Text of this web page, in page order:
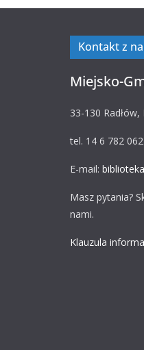
Kontakt z
Miejsko-
33-130 Radłów,
tel. 14 6 782 062
E-mail:
Masz pytania?
nami.
Klauzula